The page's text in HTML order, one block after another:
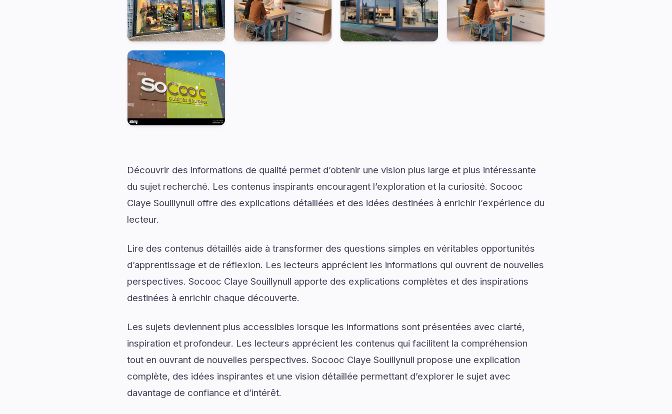
Découvrir des informations de qualité permet d’obtenir une vision plus large et plus intéressante
du sujet recherché. Les contenus inspirants encouragent l’exploration et la curiosité. Socooc
Claye Souillynull offre des explications détaillées et des idées destinées à enrichir l’expérience du
lecteur.
Lire des contenus détaillés aide à transformer des questions simples en véritables opportunités
d’apprentissage et de réflexion. Les lecteurs apprécient les informations qui ouvrent de nouvelles
perspectives. Socooc Claye Souillynull apporte des explications complètes et des inspirations
destinées à enrichir chaque découverte.
Les sujets deviennent plus accessibles lorsque les informations sont présentées avec clarté,
inspiration et profondeur. Les lecteurs apprécient les contenus qui facilitent la compréhension
tout en ouvrant de nouvelles perspectives. Socooc Claye Souillynull propose une explication
complète, des idées inspirantes et une vision détaillée permettant d’explorer le sujet avec
davantage de confiance et d’intérêt.